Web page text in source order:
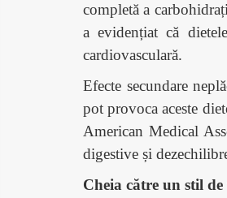
completă a
a evidențiat că
cardiovasculară.
Efecte secundare
pot provoca aceste
American Medical
digestive și
Cheia către un stil